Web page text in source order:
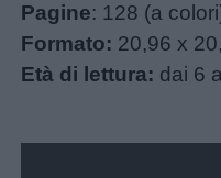
Pagine: 128 (a
Formato: 20,96 x
Età di lettura: dai 6